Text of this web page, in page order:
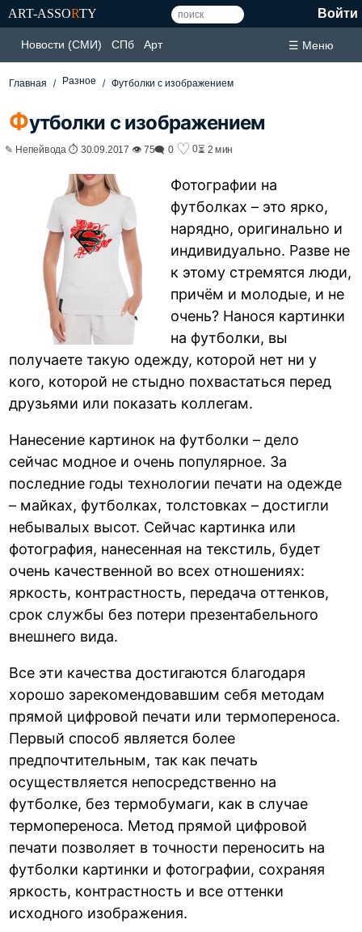
ART-ASSORTY Войти
Новости (СМИ) СПб Арт ☰ Меню
Главная Разное Футболки с изображением
Футболки с изображением
✎ Непейвода ⏱ 30.09.2017 👁 75🗨 0 ♡ 0⏳ 2 мин
Фотографии на
футболках – это ярко,
нарядно, оригинально и
индивидуально. Разве не
к этому стремятся люди,
причём и молодые, и не
очень? Нанося картинки
на футболки, вы
получаете такую одежду, которой нет ни у
кого, которой не стыдно похвастаться перед
друзьями или показать коллегам.
Нанесение картинок на футболки – дело
сейчас модное и очень популярное. За
последние годы технологии печати на одежде
– майках, футболках, толстовках – достигли
небывалых высот. Сейчас картинка или
фотография, нанесенная на текстиль, будет
очень качественной во всех отношениях:
яркость, контрастность, передача оттенков,
срок службы без потери презентабельного
внешнего вида.
Все эти качества достигаются благодаря
хорошо зарекомендовавшим себя методам
прямой цифровой печати или термопереноса.
Первый способ является более
предпочтительным, так как печать
осуществляется непосредственно на
футболке, без термобумаги, как в случае
термопереноса. Метод прямой цифровой
печати позволяет в точности переносить на
футболки картинки и фотографии, сохраняя
яркость, контрастность и все оттенки
исходного изображения.